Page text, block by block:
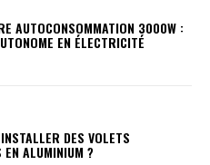
AUTOCONSOMMATION 3000W :
EN ÉLECTRICITÉ
DES VOLETS
EN ALUMINIUM ?